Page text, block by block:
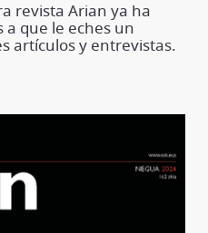
revista Arian ya ha
a que le eches un
artículos y entrevistas.